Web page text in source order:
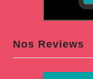
Nos Reviews